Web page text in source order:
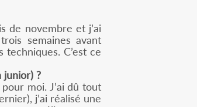
de novembre et j’ai
semaines avant
C’est ce
junior) ?
moi. J’ai dû tout
j’ai réalisé une